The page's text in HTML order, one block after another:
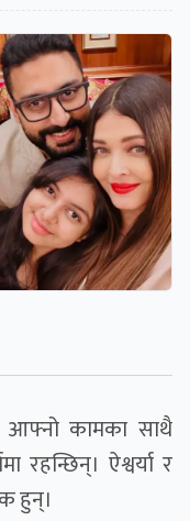
आफ्नो कामका साथै
रहन्छिन्। ऐश्वर्या र
हुन्।